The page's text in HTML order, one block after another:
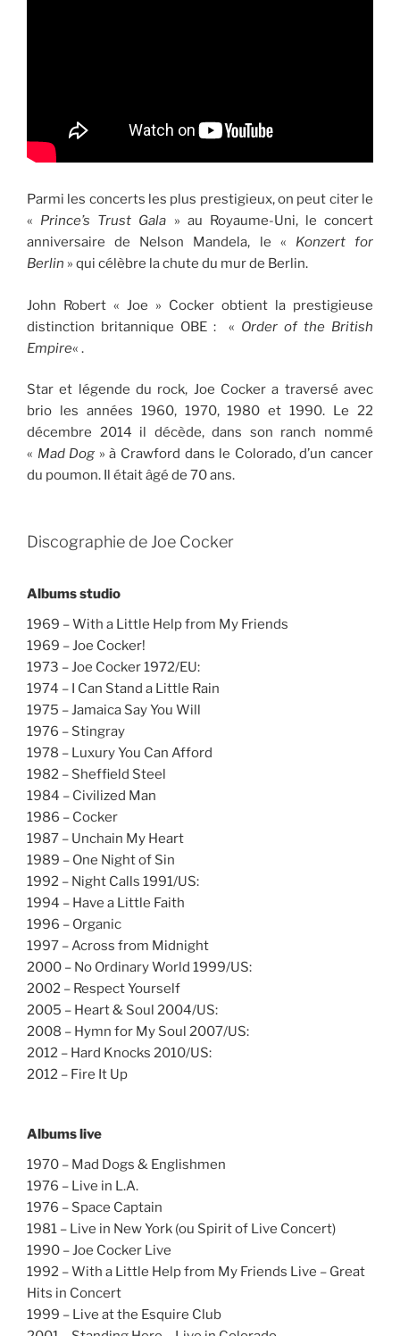
Parmi les concerts les plus prestigieux, on peut citer le
« Prince’s Trust Gala » au Royaume-Uni, le concert
anniversaire de Nelson Mandela, le « Konzert for
Berlin » qui célèbre la chute du mur de Berlin.
John Robert « Joe » Cocker obtient la prestigieuse
distinction britannique OBE : « Order of the British
Empire« .
Star et légende du rock, Joe Cocker a traversé avec
brio les années 1960, 1970, 1980 et 1990. Le 22
décembre 2014 il décède, dans son ranch nommé
« Mad Dog » à Crawford dans le Colorado, d’un cancer
du poumon. Il était âgé de 70 ans.
Discographie de Joe Cocker
Albums studio
1969 – With a Little Help from My Friends
1969 – Joe Cocker!
1973 – Joe Cocker 1972/EU:
1974 – I Can Stand a Little Rain
1975 – Jamaica Say You Will
1976 – Stingray
1978 – Luxury You Can Afford
1982 – Sheffield Steel
1984 – Civilized Man
1986 – Cocker
1987 – Unchain My Heart
1989 – One Night of Sin
1992 – Night Calls 1991/US:
1994 – Have a Little Faith
1996 – Organic
1997 – Across from Midnight
2000 – No Ordinary World 1999/US:
2002 – Respect Yourself
2005 – Heart & Soul 2004/US:
2008 – Hymn for My Soul 2007/US:
2012 – Hard Knocks 2010/US:
2012 – Fire It Up
Albums live
1970 – Mad Dogs & Englishmen
1976 – Live in L.A.
1976 – Space Captain
1981 – Live in New York (ou Spirit of Live Concert)
1990 – Joe Cocker Live
1992 – With a Little Help from My Friends Live – Great
Hits in Concert
1999 – Live at the Esquire Club